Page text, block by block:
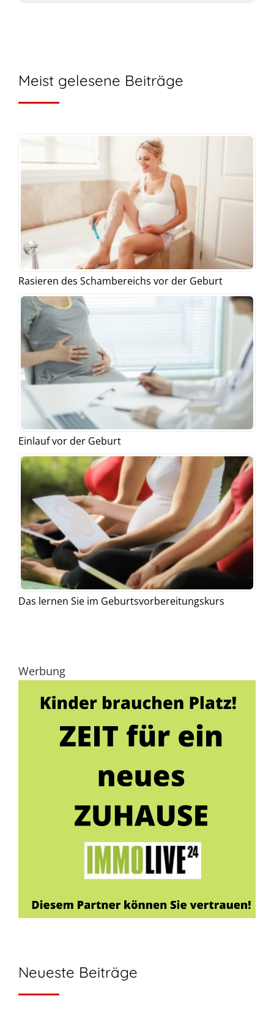
Meist gelesene Beiträge
Rasieren des Schambereichs vor der Geburt
Einlauf vor der Geburt
Das lernen Sie im Geburtsvorbereitungskurs
Werbung
Neueste Beiträge